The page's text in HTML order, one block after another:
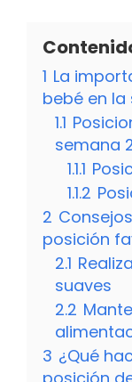
1 La
bebé en la
1.1
semana
1.1.1
1.1.2
2
posición
2.1
suaves
2.2
3 ¿Qué